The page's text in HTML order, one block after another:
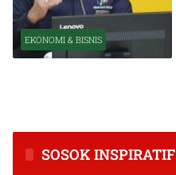
EKONOMI & BISNIS
SOSOK INSPIRATIF